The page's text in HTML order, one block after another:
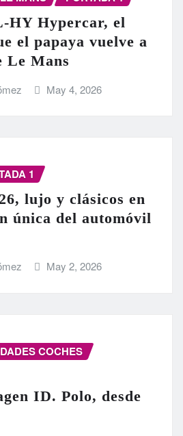
HY Hypercar, el
el papaya vuelve a
Le Mans
May 4, 2026
1
lujo y clásicos en
única del automóvil
May 2, 2026
COCHES
ID. Polo, desde